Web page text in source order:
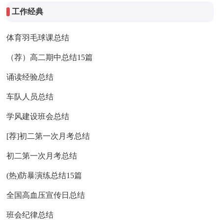
工作经典
体育羽毛球课总结
（荐）高二期中总结15篇
诵读经验总结
车队人员总结
学风建设班会总结
[荐]初二第一次月考总结
初二第一次月考总结
(热)防暴演练总结15篇
全国高血压宣传日总结
班会纪律总结